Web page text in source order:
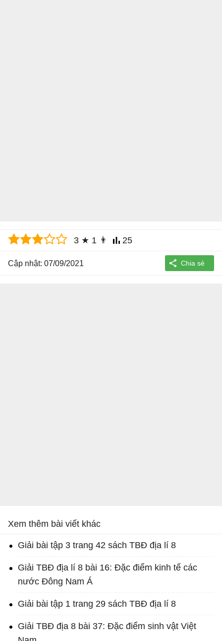
3 ★ 1 👨 25
Cập nhật: 07/09/2021
Xem thêm bài viết khác
Giải bài tập 3 trang 42 sách TBĐ địa lí 8
Giải TBĐ địa lí 8 bài 16: Đặc điểm kinh tế các
nước Đông Nam Á
Giải bài tập 1 trang 29 sách TBĐ địa lí 8
Giải TBĐ địa 8 bài 37: Đặc điểm sinh vật Việt